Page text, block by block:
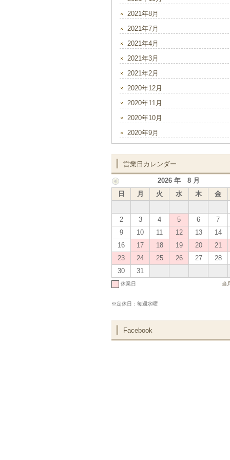
2021年8月
2021年7月
2021年4月
2021年3月
2021年2月
2020年12月
2020年11月
2020年10月
2020年9月
営業日カレンダー
2026 年 8 月
日
月 火 水 木 金
2
3 4 5 6 7
9
10 11 12 13 14
16
17 18 19 20 21
23
24 25 26 27 28
30
31
休業日 当
※定休日：毎週水曜
Facebook